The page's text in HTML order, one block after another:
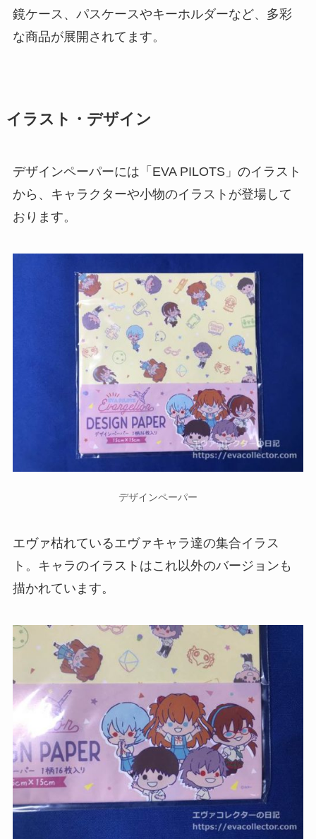
鏡ケース、パスケースやキーホルダーなど、多彩
な商品が展開されてます。
イラスト・デザイン
デザインペーパーには「EVA PILOTS」のイラスト
から、キャラクターや小物のイラストが登場して
おります。
デザインペーパー
エヴァ枯れているエヴァキャラ達の集合イラス
ト。キャラのイラストはこれ以外のバージョンも
描かれています。